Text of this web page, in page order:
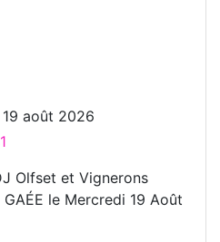
août 2026
Olfset et Vignerons
le Mercredi 19 Août